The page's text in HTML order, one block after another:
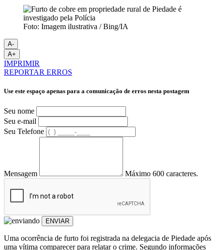
Foto: Imagem ilustrativa / Bing/IA
A-
A+
IMPRIMIR
REPORTAR ERROS
Use este espaço apenas para a comunicação de erros nesta postagem
Seu nome
Seu e-mail
Seu Telefone
Mensagem Máximo 600 caracteres.
ENVIAR
Uma ocorrência de furto foi registrada na delegacia de Piedade após
uma vítima comparecer para relatar o crime. Segundo informações